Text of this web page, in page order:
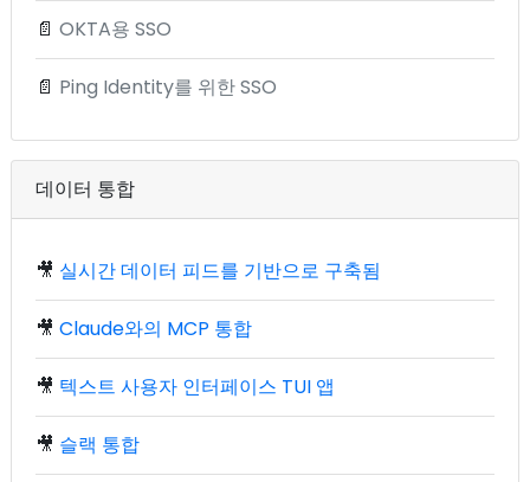
📄 OKTA용 SSO
📄 Ping Identity를 위한 SSO
데이터 통합
🎥 실시간 데이터 피드를 기반으로 구축됨
🎥 Claude와의 MCP 통합
🎥 텍스트 사용자 인터페이스 TUI 앱
🎥 슬랙 통합